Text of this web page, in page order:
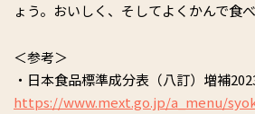
ょう。おいしく、そしてよくかんで食
＜参考＞
・日本食品標準成分表（八訂）増補
https://www.mext.go.jp/a_menu/